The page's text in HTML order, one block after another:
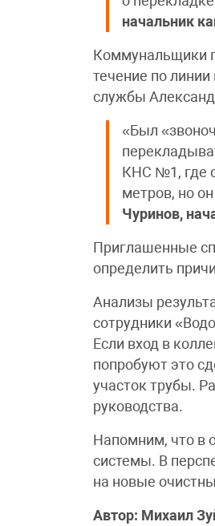
начальник
Коммунальщики
течение по
службы
«Был
КНС №1, где
метров, но
Чуринов,
Приглашенные
определить
Анализы
сотрудники
Если вход в
попробуют это
участок трубы.
руководства.
Напомним, что в
системы. В
на новые
Автор: Михаил